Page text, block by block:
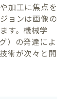
加工に焦点を
ョンは画像の
す。機械学
）の発達によ
術が次々と開